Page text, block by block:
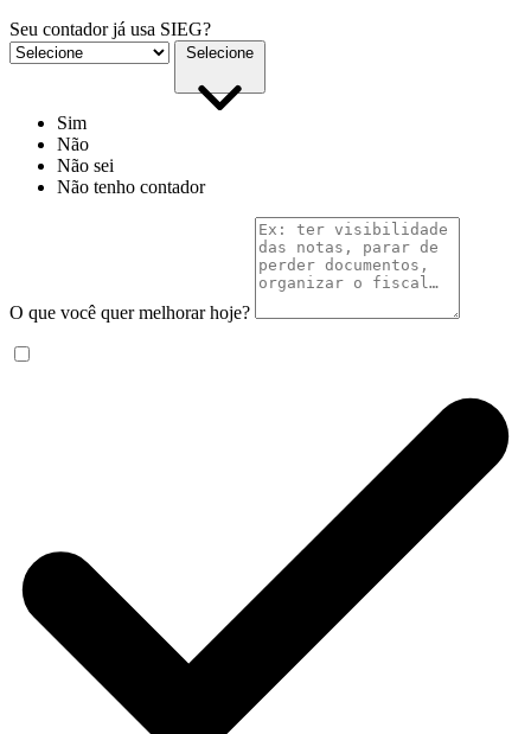
Seu contador já usa SIEG?
Selecione
Sim
Não
Não sei
Não tenho contador
O que você quer melhorar hoje?